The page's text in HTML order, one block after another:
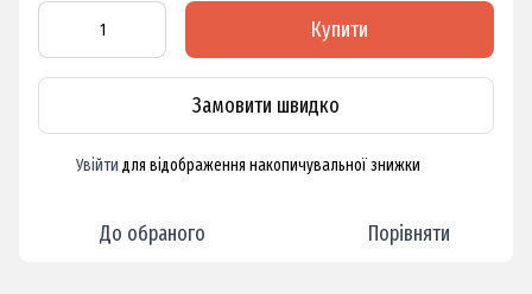
Купити
Замовити швидко
Увійти для відображення накопичувальної знижки
До обраного Порівняти